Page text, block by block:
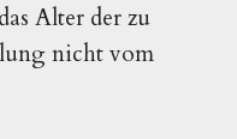
Alter der zu
nicht vom